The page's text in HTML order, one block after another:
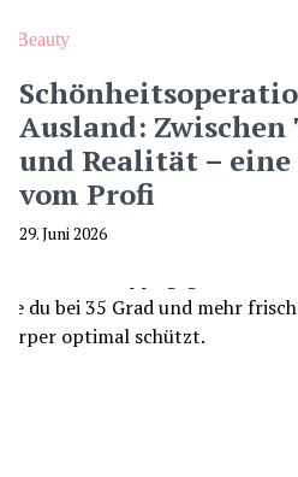
Beauty
Ausland: Zwischen
und Realität –
vom Profi
29. Juni 2026